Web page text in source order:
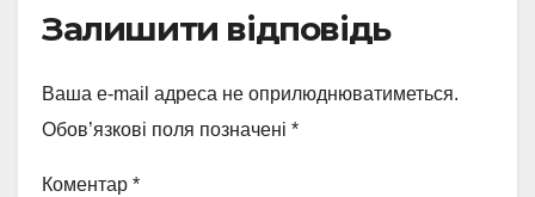
Залишити відповідь
Ваша e-mail адреса не оприлюднюватиметься.
Обов’язкові поля позначені *
Коментар *